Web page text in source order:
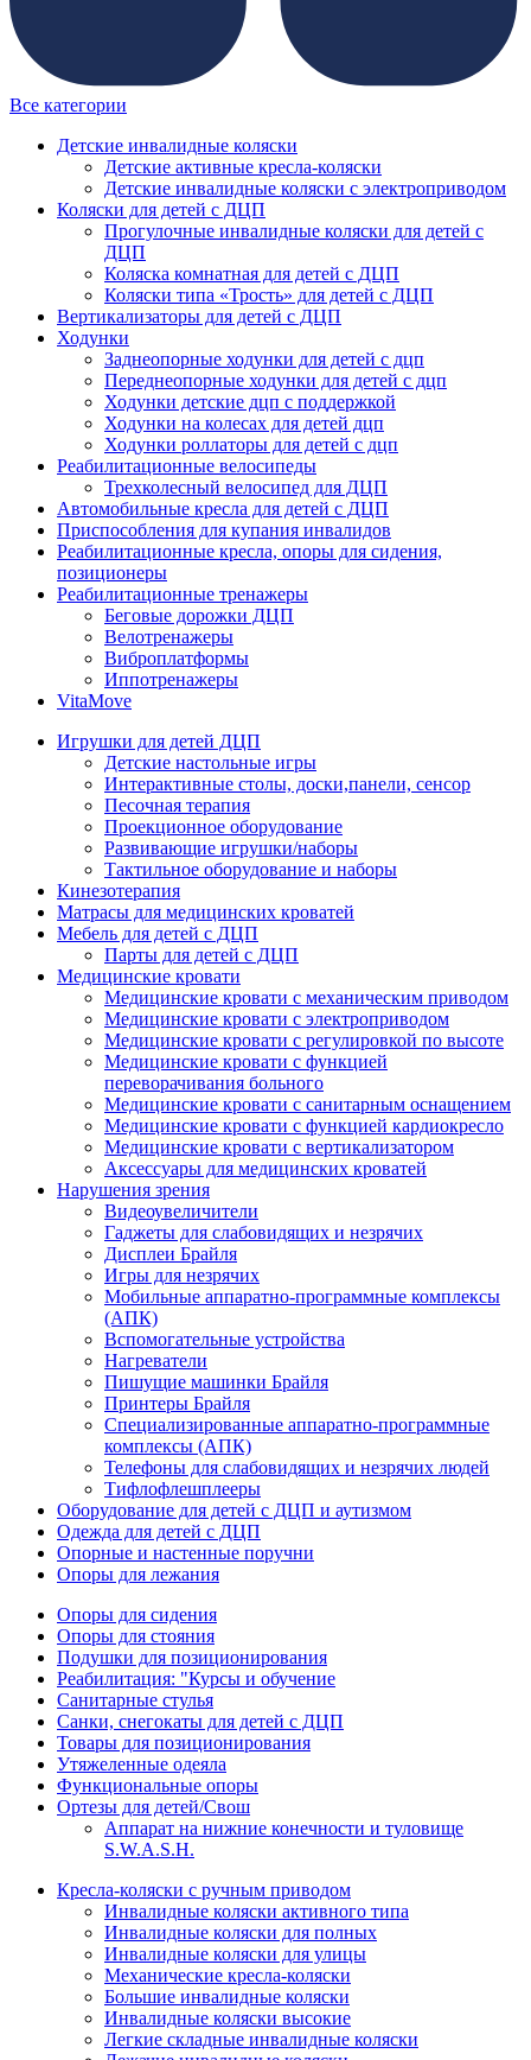
Все категории
Детские инвалидные коляски
Детские активные кресла-коляски
Детские инвалидные коляски с электроприводом
Коляски для детей с ДЦП
Прогулочные инвалидные коляски для детей с
ДЦП
Коляска комнатная для детей с ДЦП
Коляски типа «Трость» для детей с ДЦП
Вертикализаторы для детей с ДЦП
Ходунки
Заднеопорные ходунки для детей с дцп
Переднеопорные ходунки для детей с дцп
Ходунки детские дцп с поддержкой
Ходунки на колесах для детей дцп
Ходунки роллаторы для детей с дцп
Реабилитационные велосипеды
Трехколесный велосипед для ДЦП
Автомобильные кресла для детей с ДЦП
Приспособления для купания инвалидов
Реабилитационные кресла, опоры для сидения,
позиционеры
Реабилитационные тренажеры
Беговые дорожки ДЦП
Велотренажеры
Виброплатформы
Иппотренажеры
VitaMove
Игрушки для детей ДЦП
Детские настольные игры
Интерактивные столы, доски,панели, сенсор
Песочная терапия
Проекционное оборудование
Развивающие игрушки/наборы
Тактильное оборудование и наборы
Кинезотерапия
Матрасы для медицинских кроватей
Мебель для детей с ДЦП
Парты для детей с ДЦП
Медицинские кровати
Медицинские кровати с механическим приводом
Медицинские кровати с электроприводом
Медицинские кровати с регулировкой по высоте
Медицинские кровати с функцией
переворачивания больного
Медицинские кровати с санитарным оснащением
Медицинские кровати с функцией кардиокресло
Медицинские кровати с вертикализатором
Аксессуары для медицинских кроватей
Нарушения зрения
Видеоувеличители
Гаджеты для слабовидящих и незрячих
Дисплеи Брайля
Игры для незрячих
Мобильные аппаратно-программные комплексы
(АПК)
Вспомогательные устройства
Нагреватели
Пишущие машинки Брайля
Принтеры Брайля
Специализированные аппаратно-программные
комплексы (АПК)
Телефоны для слабовидящих и незрячих людей
Тифлофлешплееры
Оборудование для детей с ДЦП и аутизмом
Одежда для детей с ДЦП
Опорные и настенные поручни
Опоры для лежания
Опоры для сидения
Опоры для стояния
Подушки для позиционирования
Реабилитация: "Курсы и обучение
Санитарные стулья
Санки, снегокаты для детей с ДЦП
Товары для позиционирования
Утяжеленные одеяла
Функциональные опоры
Ортезы для детей/Свош
Аппарат на нижние конечности и туловище
S.W.A.S.H.
Кресла-коляски с ручным приводом
Инвалидные коляски активного типа
Инвалидные коляски для полных
Инвалидные коляски для улицы
Механические кресла-коляски
Большие инвалидные коляски
Инвалидные коляски высокие
Легкие складные инвалидные коляски